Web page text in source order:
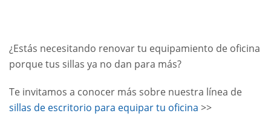
¿Estás necesitando renovar tu equipamiento de oficina
porque tus sillas ya no dan para más?
Te invitamos a conocer más sobre nuestra línea de
sillas de escritorio para equipar tu oficina >>